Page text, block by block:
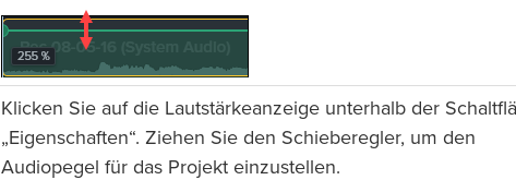
Klicken Sie auf die Lautstärkeanzeige unterhalb der
„Eigenschaften“. Ziehen Sie den Schieberegler, um den
Audiopegel für das Projekt einzustellen.